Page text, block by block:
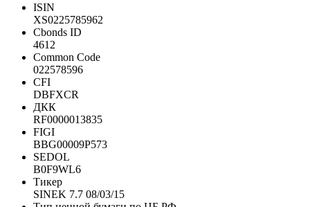
ISIN
XS0225785962
Cbonds ID
4612
Common Code
022578596
CFI
DBFXCR
ДКК
RF0000013835
FIGI
BBG00009P573
SEDOL
B0F9WL6
Тикер
SINEK 7.7 08/03/15